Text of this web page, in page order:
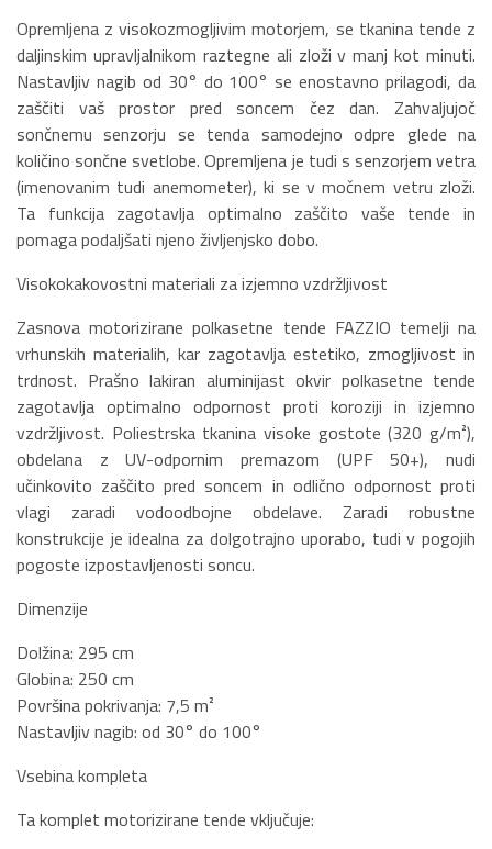
Opremljena z visokozmogljivim motorjem, se tkanina tende z
daljinskim upravljalnikom raztegne ali zloži v manj kot minuti.
Nastavljiv nagib od 30° do 100° se enostavno prilagodi, da
zaščiti vaš prostor pred soncem čez dan. Zahvaljujoč
sončnemu senzorju se tenda samodejno odpre glede na
količino sončne svetlobe. Opremljena je tudi s senzorjem vetra
(imenovanim tudi anemometer), ki se v močnem vetru zloži.
Ta funkcija zagotavlja optimalno zaščito vaše tende in
pomaga podaljšati njeno življenjsko dobo.
Visokokakovostni materiali za izjemno vzdržljivost
Zasnova motorizirane polkasetne tende FAZZIO temelji na
vrhunskih materialih, kar zagotavlja estetiko, zmogljivost in
trdnost. Prašno lakiran aluminijast okvir polkasetne tende
zagotavlja optimalno odpornost proti koroziji in izjemno
vzdržljivost. Poliestrska tkanina visoke gostote (320 g/m²),
obdelana z UV-odpornim premazom (UPF 50+), nudi
učinkovito zaščito pred soncem in odlično odpornost proti
vlagi zaradi vodoodbojne obdelave. Zaradi robustne
konstrukcije je idealna za dolgotrajno uporabo, tudi v pogojih
pogoste izpostavljenosti soncu.
Dimenzije
Dolžina: 295 cm
Globina: 250 cm
Površina pokrivanja: 7,5 m²
Nastavljiv nagib: od 30° do 100°
Vsebina kompleta
Ta komplet motorizirane tende vključuje: